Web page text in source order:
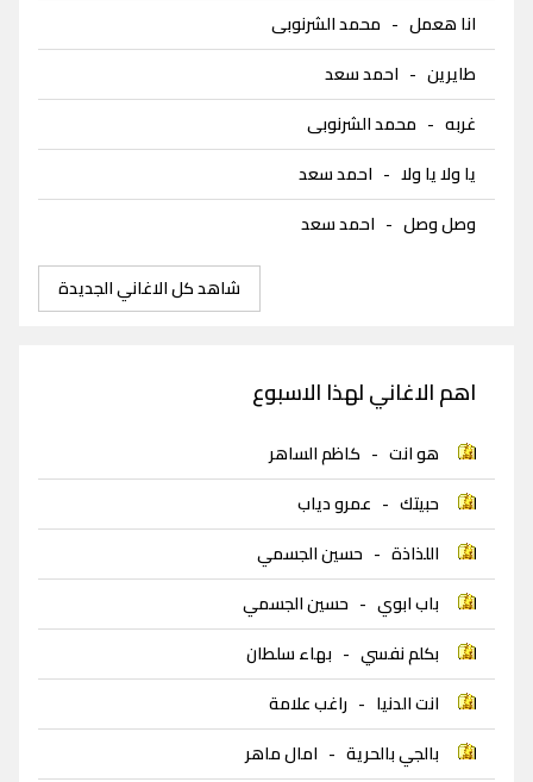
انا هعمل - محمد الشرنوبى
طايرين - احمد سعد
غربه - محمد الشرنوبى
يا ولا يا ولا - احمد سعد
وصل وصل - احمد سعد
شاهد كل الاغاني الجديدة
اهم الاغاني لهذا الاسبوع
هو انت - كاظم الساهر
حبيتك - عمرو دياب
اللذاذة - حسين الجسمي
باب ابوي - حسين الجسمي
بكلم نفسي - بهاء سلطان
انت الدنيا - راغب علامة
بالجي بالحرية - امال ماهر